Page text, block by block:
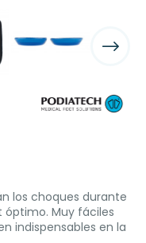
los choques durante
Muy fáciles
indispensables en la